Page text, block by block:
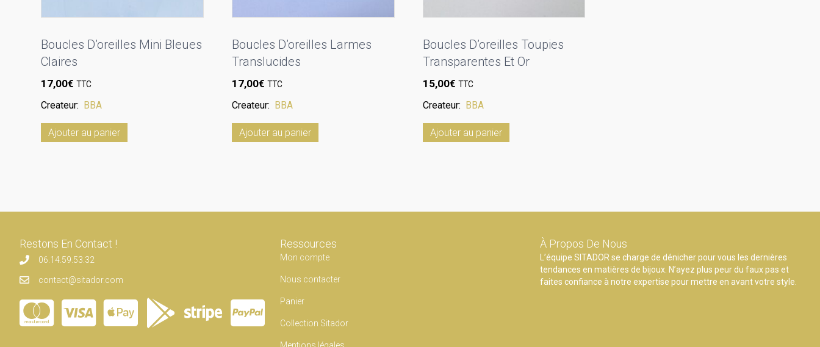
Boucles D’oreilles Mini Bleues
Claires
17,00€ TTC
Createur: BBA
Ajouter au panier
Boucles D’oreilles Larmes
Translucides
17,00€ TTC
Createur: BBA
Ajouter au panier
Boucles D’oreilles Toupies
Transparentes Et Or
15,00€ TTC
Createur: BBA
Ajouter au panier
Restons En Contact !
06.14.59.53.32
contact@sitador.com
Ressources
Mon compte
Nous contacter
Panier
Collection Sitador
À Propos De Nous
L’équipe SITADOR se charge de dénicher pour vous les dernières
tendances en matières de bijoux. N’ayez plus peur du faux pas et
faites confiance à notre expertise pour mettre en avant votre style.